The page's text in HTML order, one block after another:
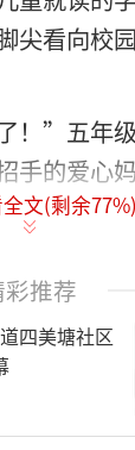
尖看向校
！”五年
手的爱心妈
文(剩余77%)
推荐
四美塘社区